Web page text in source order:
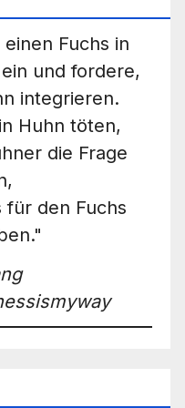
Fuchs in
und fordere,
integrieren.
Huhn töten,
die Frage
für den Fuchs